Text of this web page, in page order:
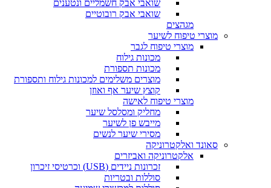
שואבי אבק חשמליים ונטענים
שואבי אבק רובוטיים
מגהצים
מוצרי טיפוח לשיער
מוצרי טיפוח לגבר
מכונות גילוח
מכונות תספורת
מוצרים משלימים למכונות גילוח ותספורת
קוצץ שיער אף ואוזן
מוצרי טיפוח לאישה
מחליק ומסלסל שיער
מייבש פן לשיער
מסירי שיער לנשים
סאונד ואלקטרוניקה
אלקטרוניקה ואביזרים
זכרונות ניידים (USB) וכרטיסי זיכרון
סוללות ובטריות